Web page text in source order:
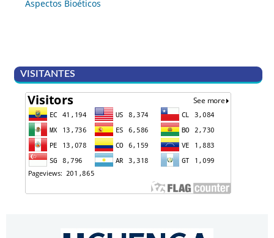
Aspectos Bioéticos
VISITANTES